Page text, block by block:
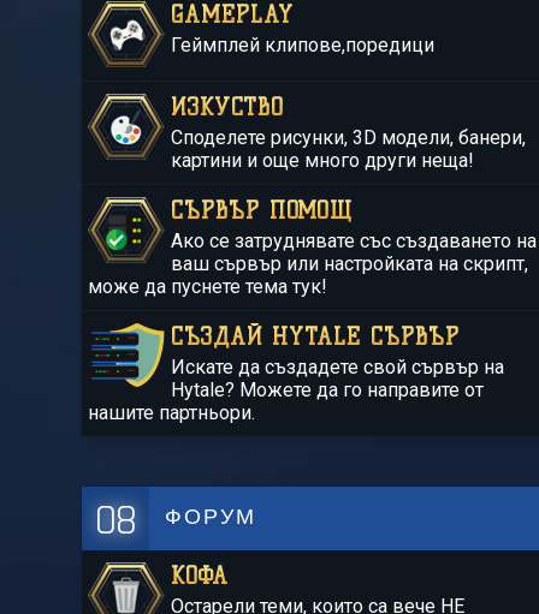
GAMEPLAY
Геймплей клипове,поредици
ИЗКУСТВО
Споделете рисунки, 3D модели, банери,
картини и още много други неща!
СЪРВЪР ПОМОЩ
Ако се затруднявате със създаването на
ваш сървър или настройката на скрипт,
може да пуснете тема тук!
СЪЗДАЙ HYTALE СЪРВЪР
Искате да създадете свой сървър на
Hytale? Можете да го направите от
нашите партньори.
08 ФОРУМ
КОФА
Остарели теми, които са вече НЕ